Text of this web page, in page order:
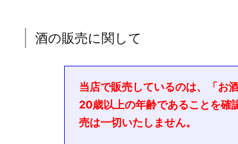
酒の販売に関して
当店で販売しているのは、「お酒
20歳以上の年齢であることを確
売は一切いたしません。